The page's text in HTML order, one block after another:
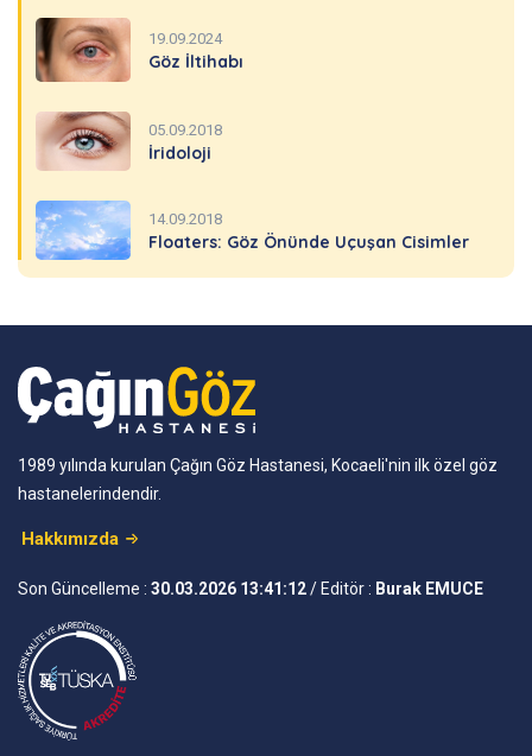
19.09.2024
Göz İltihabı
05.09.2018
İridoloji
14.09.2018
Floaters: Göz Önünde Uçuşan Cisimler
1989 yılında kurulan Çağın Göz Hastanesi, Kocaeli'nin ilk özel göz
hastanelerindendir.
Hakkımızda
Son Güncelleme : 30.03.2026 13:41:12/ Editör : Burak EMUCE